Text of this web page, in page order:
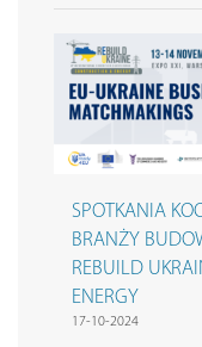
SPOTKANIA
BRANŻY
REBUILD
ENERGY
17-10-2024